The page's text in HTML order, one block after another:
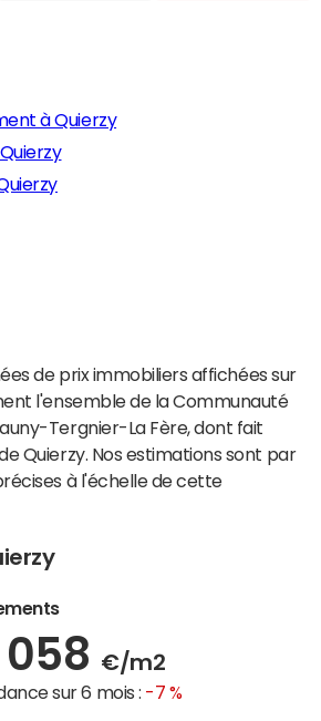
à Quierzy
de prix immobiliers affichées sur
l'ensemble de la Communauté
Tergnier-La Fère, dont fait
Quierzy. Nos estimations sont par
à l'échelle de cette
058 €/m2
sur 6 mois : -7 %